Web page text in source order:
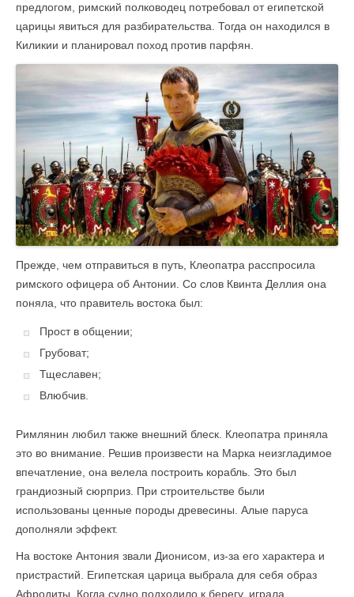
предлогом, римский полководец потребовал от египетской
царицы явиться для разбирательства. Тогда он находился в
Киликии и планировал поход против парфян.
Прежде, чем отправиться в путь, Клеопатра расспросила
римского офицера об Антонии. Со слов Квинта Деллия она
поняла, что правитель востока был:
Прост в общении;
Грубоват;
Тщеславен;
Влюбчив.
Римлянин любил также внешний блеск. Клеопатра приняла
это во внимание. Решив произвести на Марка неизгладимое
впечатление, она велела построить корабль. Это был
грандиозный сюрприз. При строительстве были
использованы ценные породы древесины. Алые паруса
дополняли эффект.
На востоке Антония звали Дионисом, из-за его характера и
пристрастий. Египетская царица выбрала для себя образ
Афродиты. Когда судно подходило к берегу, играла